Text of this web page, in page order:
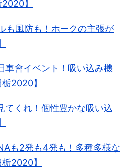
】
も風防も！ホークの主張が
車會イベント！吸い込み機
2020】
てくれ！個性豊かな吸い込
も2発も4発も！多種多様な
2020】